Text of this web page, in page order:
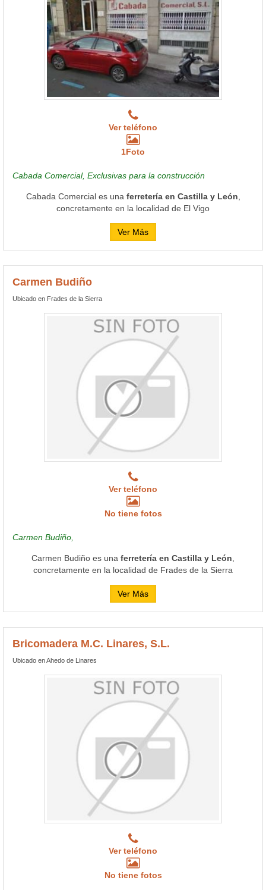
Ver teléfono
1Foto
Cabada Comercial, Exclusivas para la construcción
Cabada Comercial es una ferretería en Castilla y León
concretamente en la localidad de El Vigo
Ver Más
Carmen Budiño
Ubicado en Frades de la Sierra
Ver teléfono
No tiene fotos
Carmen Budiño,
Carmen Budiño es una ferretería en Castilla y León
concretamente en la localidad de Frades de la Sierra
Ver Más
Bricomadera M.C. Linares, S.L.
Ubicado en Ahedo de Linares
Ver teléfono
No tiene fotos